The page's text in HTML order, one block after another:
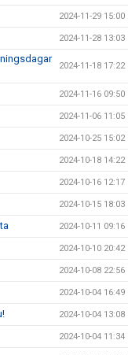
2024-11-29 15:00
2024-11-28 13:03
2024-11-18 17:22
2024-11-16 09:50
2024-11-06 11:05
2024-10-25 15:02
2024-10-18 14:22
2024-10-16 12:17
2024-10-15 18:03
2024-10-11 09:16
2024-10-10 20:42
2024-10-08 22:56
2024-10-04 16:49
2024-10-04 13:08
2024-10-04 11:34